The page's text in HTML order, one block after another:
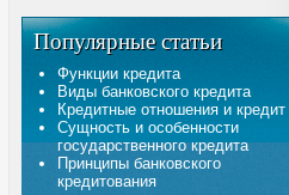
Популярные статьи
Функции кредита
Виды банковского кредита
Кредитные отношения и кредит
Сущность и особенности
государственного кредита
Принципы банковского
кредитования